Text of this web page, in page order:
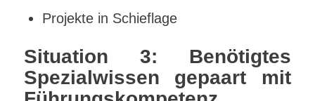
Projekte in Schieflage
Situation 3: Benötigtes
Spezialwissen gepaart mit